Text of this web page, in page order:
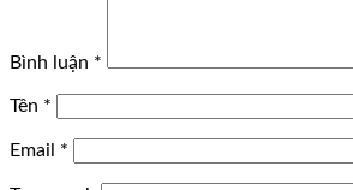
Bình luận *
Tên *
Email *